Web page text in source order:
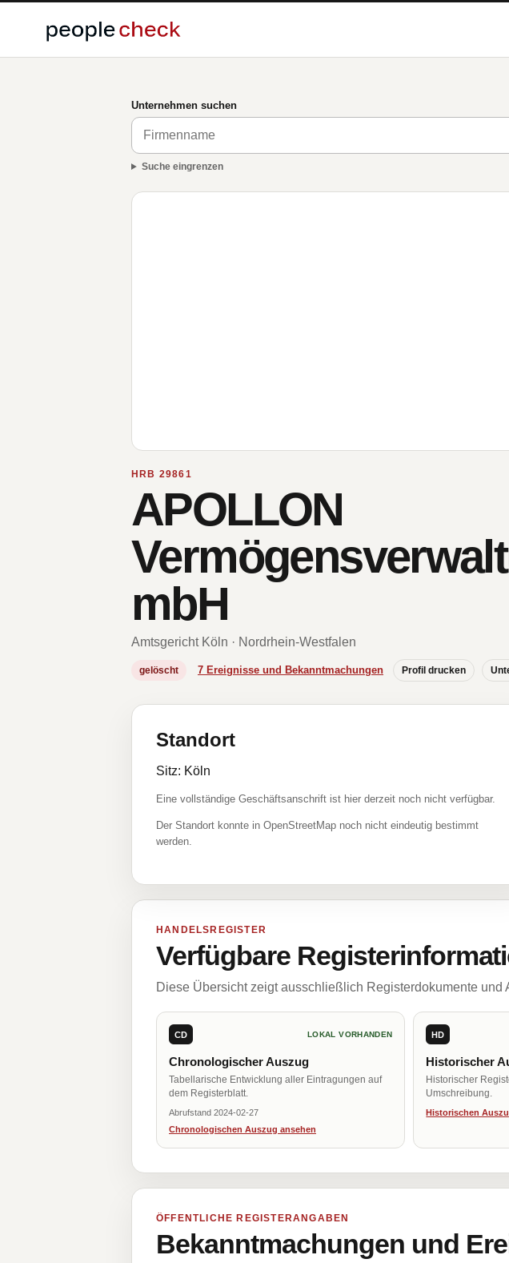
Unternehmen suchen
Suche eingrenzen
HRB 29861
APOLLON
mbH
Amtsgericht Köln · Nordrhein-Westfalen
gelöscht 7 Ereignisse und Bekanntmachungen Profil drucken
Standort
Sitz: Köln
Eine vollständige Geschäftsanschrift ist hier derzeit noch nicht verfügbar.
Der Standort konnte in OpenStreetMap noch nicht eindeutig bestimmt
werden.
HANDELSREGISTER
Verfügbare
Diese Übersicht zeigt ausschließlich Registerdokumente
CD LOKAL VORHANDEN
Chronologischer Auszug
Tabellarische Entwicklung aller Eintragungen auf
dem Registerblatt.
Abrufstand 2024-02-27
Chronologischen Auszug ansehen
HD
Historischer
Historischer
Umschreibung.
Historischen
ÖFFENTLICHE REGISTERANGABEN
Bekanntmachungen und